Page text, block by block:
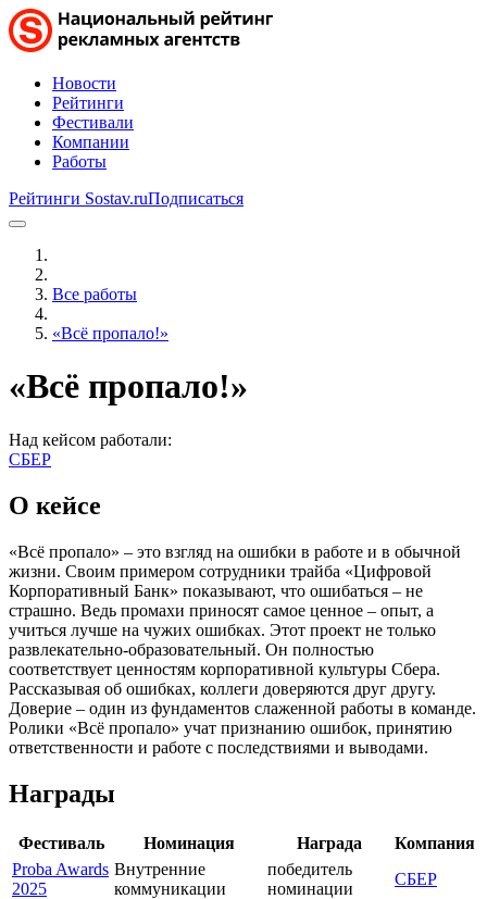
Новости
Рейтинги
Фестивали
Компании
Работы
Рейтинги Sostav.ruПодписаться
Все работы
«Всё пропало!»
«Всё пропало!»
Над кейсом работали:
СБЕР
О кейсе
«Всё пропало» – это взгляд на ошибки в работе и в обычной
жизни. Своим примером сотрудники трайба «Цифровой
Корпоративный Банк» показывают, что ошибаться – не
страшно. Ведь промахи приносят самое ценное – опыт, а
учиться лучше на чужих ошибках. Этот проект не только
развлекательно-образовательный. Он полностью
соответствует ценностям корпоративной культуры Сбера.
Рассказывая об ошибках, коллеги доверяются друг другу.
Доверие – один из фундаментов слаженной работы в команде.
Ролики «Всё пропало» учат признанию ошибок, принятию
ответственности и работе с последствиями и выводами.
Награды
Фестиваль Номинация Награда
Компания
Proba Awards
2025
Внутренние
коммуникации
победитель
номинации
СБЕР